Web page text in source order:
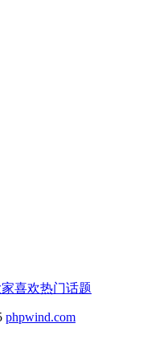
喜欢热门话题
phpwind.com